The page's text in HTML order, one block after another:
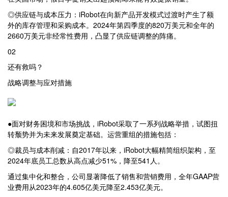
◎供应链与成本压力：iRobot在向新产品开发模式过渡时产生了额
外的库存管理和采购成本。2024年第四季度的820万美元和全年的
2660万美元非经常性费用，凸显了供应链调整的阵痛。
02
还有救吗？
战略调整与应对措施
●面对财务困境和市场挑战，iRobot采取了一系列战略举措，试图扭
转颓势并为未来发展奠定基础。运营重组的措施包括：
◎裁员与成本削减：自2017年以来，iRobot大幅精简组织架构，至
2024年底员工总数从高点减少51%，降至541人。
通过集中化和整合，公司显著降低了销售和营销费用，全年GAAP营
业费用从2023年的4.605亿美元降至2.453亿美元。